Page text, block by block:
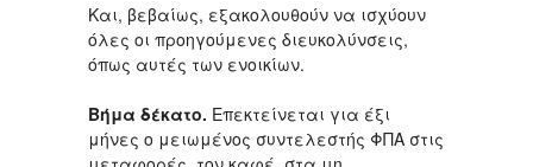
Και, βεβαίως, εξακολουθούν να ισχύουν
όλες οι προηγούμενες διευκολύνσεις,
όπως αυτές των ενοικίων.
Βήμα δέκατο. Επεκτείνεται για έξι
μήνες ο μειωμένος συντελεστής ΦΠΑ στις